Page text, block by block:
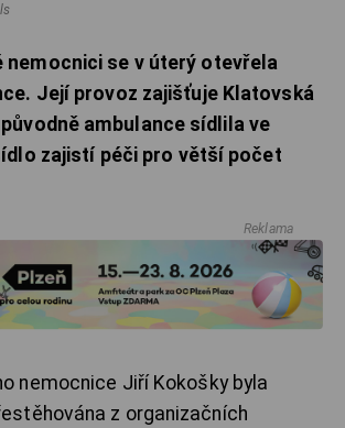
nemocnici se v úterý otevřela
Její provoz zajišťuje Klatovská
ambulance sídlila ve
zajistí péči pro větší počet
Reklama
nemocnice Jiří Kokošky byla
z organizačních